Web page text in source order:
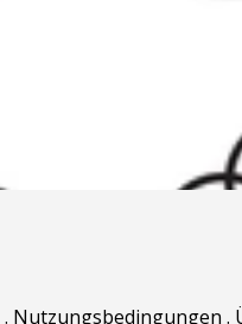
. Nutzungsbedingungen .